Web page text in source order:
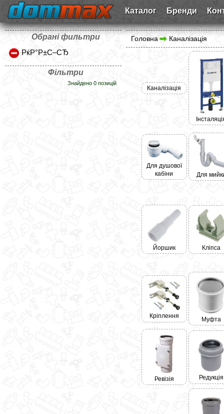
Каталог Бренди
Обрані фильтри
РќР°Р±С–СЂ
Фільтри
Знайдено 0 позицій
Головна Каналізація
Каналізація
Для душової
кабіни
Для
Йоршик Кліпса
Кріплення Муфта
Ревізія Редукція